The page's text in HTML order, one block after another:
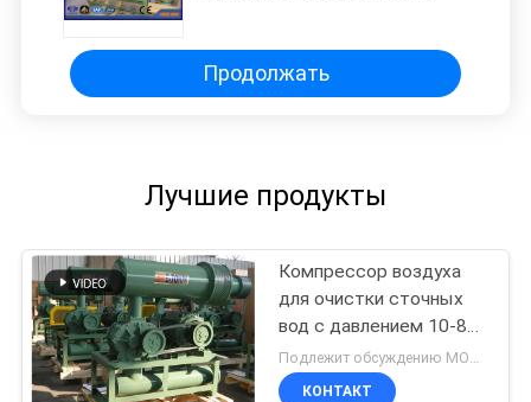
Продолжать
Лучшие продукты
Компрессор воздуха
для очистки сточных
вод с давлением 10-80
КПА
Подлежит обсуждению MOQ:1 комплект
КОНТАКТ